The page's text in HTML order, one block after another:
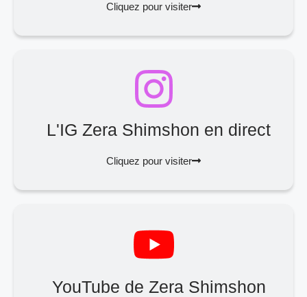
Cliquez pour visiter
L'IG Zera Shimshon en direct
Cliquez pour visiter
YouTube de Zera Shimshon